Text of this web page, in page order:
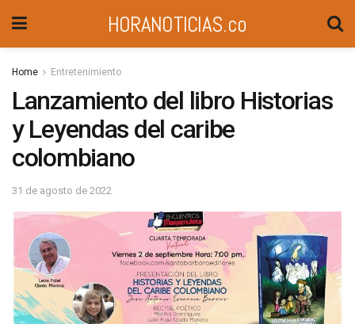
HORANOTICIAS.co
Home Entretenimiento
Lanzamiento del libro Historias
y Leyendas del caribe
colombiano
31 de agosto de 2022